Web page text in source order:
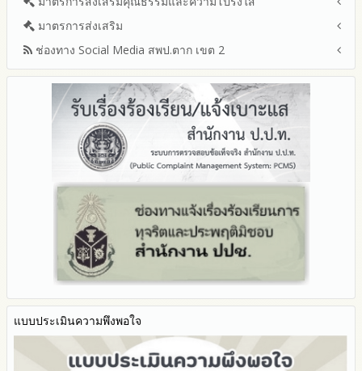
ปีงบประมาณ 2566
รายงานผลการดำเนินงานประจำปี
รายงานผลปี 2568
รายงานผลปี 2567
รายงานผลปี 2566
รายงานผลปี 2565
รายงานผลปี 2564
คู่มือหรือแนวทางการปฏิบัติงานของเจ้าหน้าที่
คู่มือหรือแนวทางการขอรับบริการสำหรับผู้รับบริการหรือผู้มา
ระบบการให้บริการผ่านช่องทางออนไลน์ (E-Service)
My Office
My School
SL-WEB
BRSS
ACC Tak2
ข้อมูลสถิติการให้บริการ
ปีงบประมาณ
ประมวลจริยธรรมและการขับเคลื่อนจริยธรรม
ข้อมูลสถิติเรื่องร้องเรียนการทุจริตและประพฤติมิชอบ ประจำ
ปีงบประมาณ
การเปิดโอกาสให้มีส่วนร่วมในการดำเนินงานปีงบประมาณ
การเสริมสร้างรู้เกี่ยวกับหลักเกณฑ์การรับทรัพย์สินหรือประโยชน์อื่น
ใดโดยธรรมจรรยาของเจ้าพนักงานของรัฐ
การประเมินความเสี่ยงการทุจริต ในสำนักงานเขตพื้นที่การศึกษา
ประจำปีงบประมาณ
รายงานผลการดำเนินการตามแผนบริหารจัดการความเสี่ยงการ
ทุจริตของสำนักงานเขตพื้นที่การศึกษา ประจำงบประมาณ
แผนปฏิบัติการป้องกันการทุจริตประจำปีงบประมาณ
2569
2568
2567
2566
2565
รายงานผลการดำเนินการป้องกันการทุจริตประจำปี
2568
2565
2564
2563
รายงานการกำกับติดตาม
มาตรการส่งเสริมคุณธรรมและความโปร่งใสภายใน สพท.
การนำผลการประเมิน ITA ไปสู่การพัฒนาองค์กร
รายงานผลการดำเนินการเพื่อส่งเสริมคุณธรรมและความโปร่งใส
มาตรการส่งเสริม
มาตรการเผยแพร่ข้อมูลต่อสาธารณะ
มาตรการส่งเสริมความโปร่งใสในการจัดซื้อจัดจ้าง
มาตราการจัดการเรื่องร้องเรียนการทุจริต
มาตรการป้องกันการรับสินบน
มาตรการป้องกันการขัดกันระหว่างผลประโยชน์ส่วนตนกับส่วนรวม
มาตรการตรวจสอบการใช้ดุลพินิจ
มาตราการให้ผู้มีส่วนได้ส่วนเสียมีส่วนร่วม
ช่องทาง Social Media สพป.ตาก เขต 2
Q&A / ชมเชย / เสนอแนะ
Facebook เพจ สพป.ตาก 2
Youtube ช่อง สพป.ตาก เขต 2
Youtube เรื่องเล่าข่าวตาก 2
แบบประเมินความพึงพอใจ